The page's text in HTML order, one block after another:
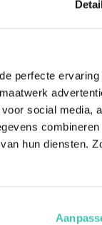
perfecte
social media,
hun diensten.